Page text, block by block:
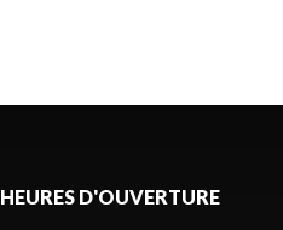
HEURES D'OUVERTURE